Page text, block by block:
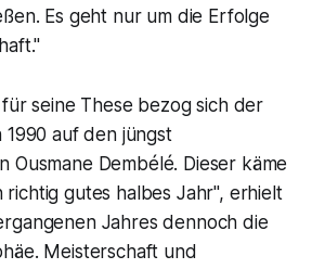
Es geht nur um die Erfolge
seine These bezog sich der
1990 auf den jüngst
Ousmane Dembélé. Dieser käme
richtig gutes halbes Jahr", erhielt
Jahres dennoch die
Meisterschaft und